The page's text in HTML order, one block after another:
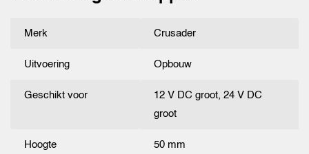
Merk Crusader
Uitvoering Opbouw
Geschikt voor
12 V DC groot, 24 V DC
groot
Hoogte 50 mm